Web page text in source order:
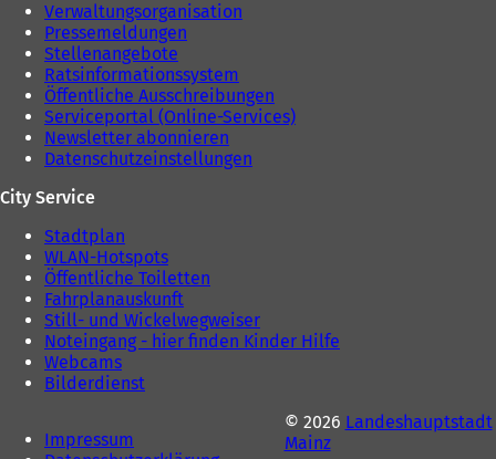
Verwaltungsorganisation
Pressemeldungen
Stellenangebote
Ratsinformationssystem
Öffentliche Ausschreibungen
Serviceportal (Online-Services)
Newsletter abonnieren
Datenschutzeinstellungen
City Service
Stadtplan
WLAN-Hotspots
Öffentliche Toiletten
Fahrplanauskunft
Still- und Wickelwegweiser
Noteingang - hier finden Kinder Hilfe
Webcams
Bilderdienst
Impressum
© 2026 Landeshauptstadt
Mainz